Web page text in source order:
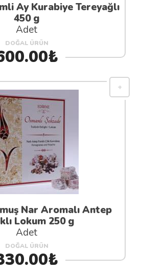
Ay Kurabiye Tereyağlı
450 g
Adet
DOĞAL ÜRÜN
Nar Aromalı Antep
Lokum 250 g
Adet
DOĞAL ÜRÜN